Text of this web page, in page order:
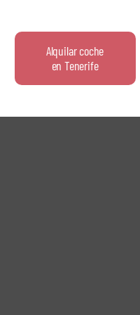
Alquilar coche
en Tenerife